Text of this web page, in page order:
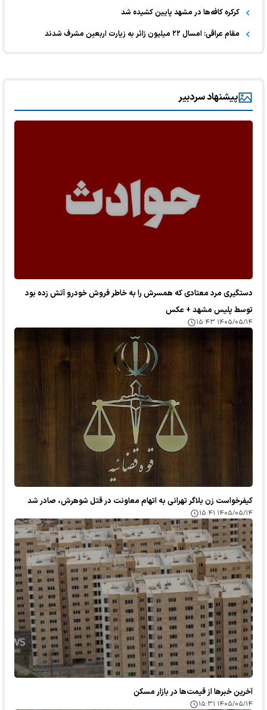
کرکره کافه‌ها در مشهد پایین کشیده شد
مقام عراقی: امسال ۲۲ میلیون زائر به زیارت اربعین مشرف شدند
پیشنهاد سردبیر
دستگیری مرد معتادی که همسرش را به خاطر فروش خودرو آتش زده بود
توسط پلیس مشهد + عکس
۱۴۰۵/۰۵/۱۴ ۱۵:۴۳
کیفرخواست زن بلاگر تهرانی به اتهام معاونت در قتل شوهرش، صادر شد
۱۴۰۵/۰۵/۱۴ ۱۵:۴۱
آخرین خبر‌ها از قیمت‌ها در بازار مسکن
۱۴۰۵/۰۵/۱۴ ۱۵:۳۱